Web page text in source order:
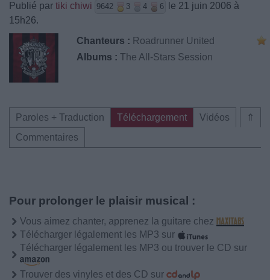
Publié par tiki chiwi 9642 3 4 6
le 21 juin 2006 à
15h26.
Chanteurs : Roadrunner United
Albums : The All-Stars Session
⇑
Paroles + Traduction Téléchargement
Vidéos
Commentaires
Pour prolonger le plaisir musical :
Vous aimez chanter, apprenez la guitare chez
Télécharger légalement les MP3 sur
Télécharger légalement les MP3 ou trouver le CD sur
Trouver des vinyles et des CD sur